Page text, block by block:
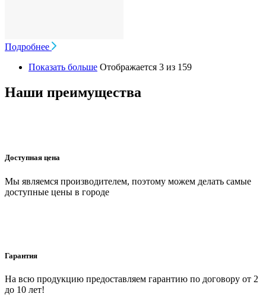
Подробнее
Показать больше Отображается 3 из 159
Наши преимущества
Доступная цена
Мы являемся производителем, поэтому можем делать самые
доступные цены в городе
Гарантия
На всю продукцию предоставляем гарантию по договору от 2
до 10 лет!